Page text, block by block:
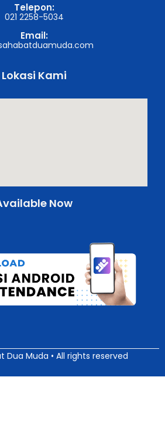
Telepon:
021 2258-5034
Email:
Lokasi Kami
Now
Dua Muda • All rights reserved